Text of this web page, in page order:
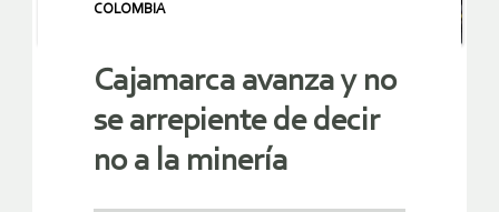
COLOMBIA
Cajamarca avanza y no
se arrepiente de decir
no a la minería